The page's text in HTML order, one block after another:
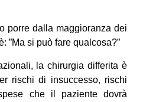
porre dalla maggioranza dei
”Ma si può fare qualcosa?”
la chirurgia differita è
rischi di insuccesso, rischi
che il paziente dovrà